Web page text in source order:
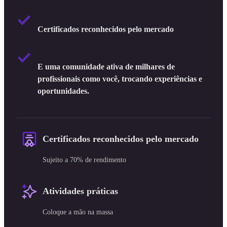
Certificados reconhecidos pelo mercado
E uma comunidade ativa de milhares de
profissionais como você, trocando experiências e
oportunidades.
Certificados reconhecidos pelo mercado
Sujeito a 70% de rendimento
Atividades práticas
Coloque a mão na massa